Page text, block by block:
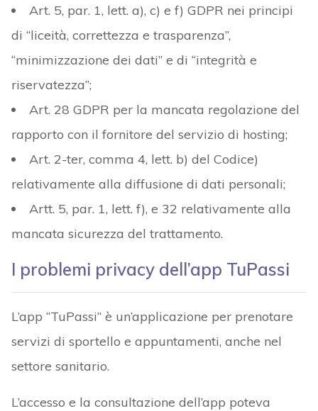
Art. 5, par. 1, lett. a), c) e f) GDPR nei principi
di “liceità, correttezza e trasparenza”,
“minimizzazione dei dati” e di “integrità e
riservatezza”;
Art. 28 GDPR per la mancata regolazione del
rapporto con il fornitore del servizio di hosting;
Art. 2-ter, comma 4, lett. b) del Codice)
relativamente alla diffusione di dati personali;
Artt. 5, par. 1, lett. f), e 32 relativamente alla
mancata sicurezza del trattamento.
I problemi privacy dell’app TuPassi
L’app “TuPassi” è un’applicazione per prenotare
servizi di sportello e appuntamenti, anche nel
settore sanitario.
L’accesso e la consultazione dell’app poteva